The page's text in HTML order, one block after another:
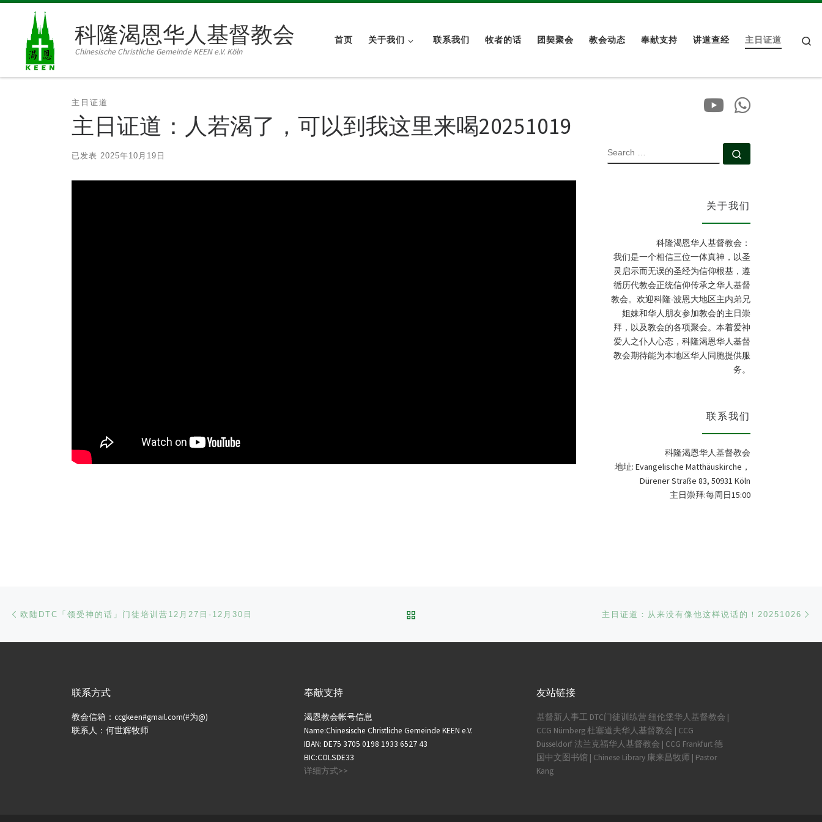
Skip to content
科隆渴恩华人基督教会
Chinesische Christliche Gemeinde KEEN e.V. Köln
首页 关于我们 联系我们 牧者的话 团契聚会 教会动态 奉献支持 讲道查经 主日证道
主日证道
主日证道：人若渴了，可以到我这里来喝20251019
已发表 2025年10月19日
SEARCH
关于我们
科隆渴恩华人基督教会：
我们是一个相信三位一体真神，以圣
灵启示而无误的圣经为信仰根基，遵
循历代教会正统信仰传承之华人基督
教会。欢迎科隆-波恩大地区主内弟兄
姐妹和华人朋友参加教会的主日崇
拜，以及教会的各项聚会。本着爱神
爱人之仆人心态，科隆渴恩华人基督
教会期待能为本地区华人同胞提供服
务。
联系我们
科隆渴恩华人基督教会
地址: Evangelische Matthäuskirche，
Dürener Straße 83, 50931 Köln
主日崇拜:每周日15:00
文章导航
欧陆DTC「领受神的话」门徒培训营12月27日-12月30日 主日证道：从来没有像他这样说话的！20251026
联系方式
教会信箱：ccgkeen#gmail.com(#为@)
联系人：何世辉牧师
奉献支持
渴恩教会帐号信息
Name:Chinesische Christliche Gemeinde KEEN e.V.
IBAN: DE75 3705 0198 1933 6527 43
BIC:COLSDE33
详细方式>>
友站链接
基督新人事工 DTC门徒训练营 纽伦堡华人基督教会 |
CCG Nürnberg杜塞道夫华人基督教会 | CCG
Düsseldorf法兰克福华人基督教会 | CCG Frankfurt德
国中文图书馆 | Chinese Library 康来昌牧师 | Pastor
Kang